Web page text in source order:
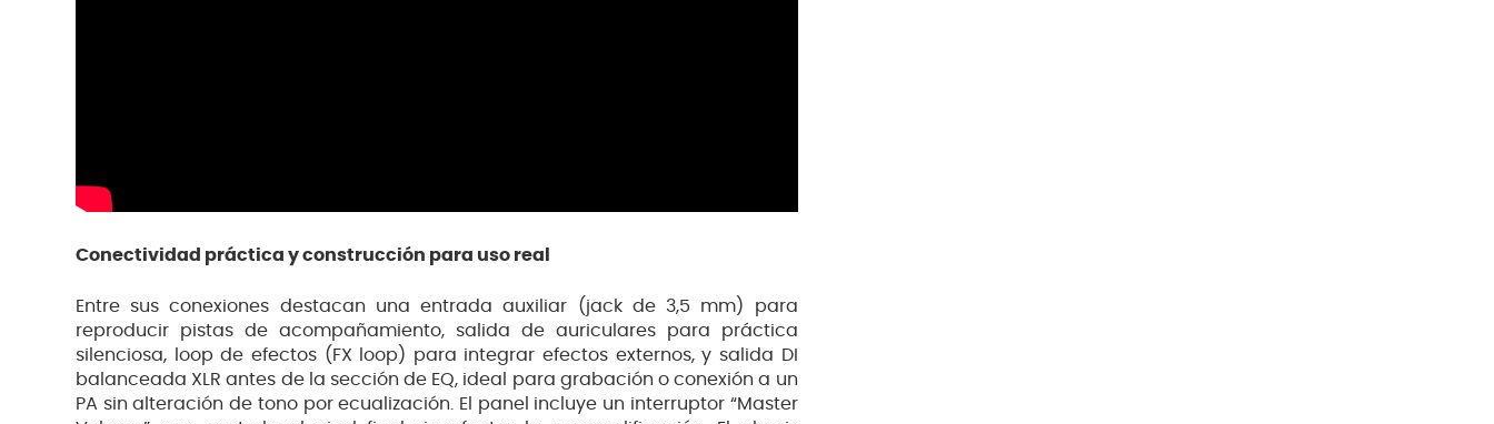
Conectividad práctica y construcción para uso real
Entre sus conexiones destacan una entrada auxiliar (jack de 3,5 mm) para
reproducir pistas de acompañamiento, salida de auriculares para práctica
silenciosa, loop de efectos (FX loop) para integrar efectos externos, y salida DI
balanceada XLR antes de la sección de EQ, ideal para grabación o conexión a un
PA sin alteración de tono por ecualización. El panel incluye un interruptor “Master